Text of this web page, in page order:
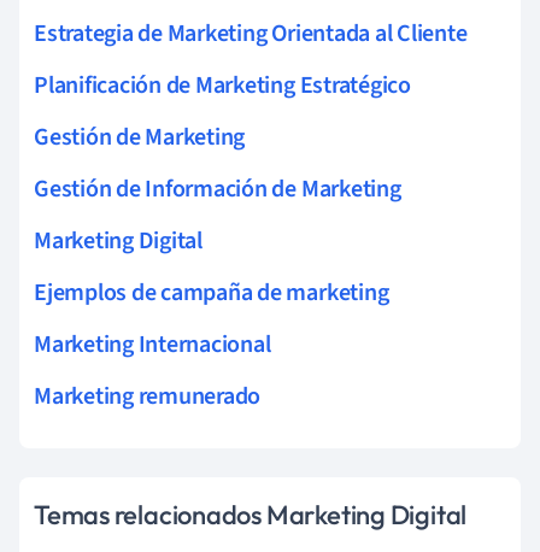
Estrategia de Marketing Orientada al Cliente
Planificación de Marketing Estratégico
Gestión de Marketing
Gestión de Información de Marketing
Marketing Digital
Ejemplos de campaña de marketing
Marketing Internacional
Marketing remunerado
Temas relacionados Marketing Digital